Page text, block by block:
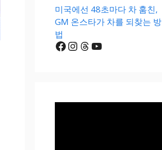
미국에선 48초마다 차 훔친,
GM 온스타가 차를 되찾는 방
법
Facebook
Instagram
Threads
YouTube